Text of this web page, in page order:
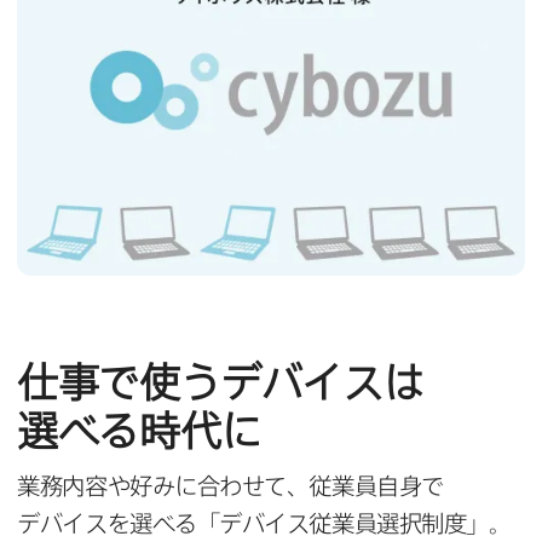
仕事で​使う​デバイスは​
選べる​時代に
業務内容や​好みに​合わせて、​従業員自身で​
デバイスを​選べる​「デバイス従業員選択制度」。